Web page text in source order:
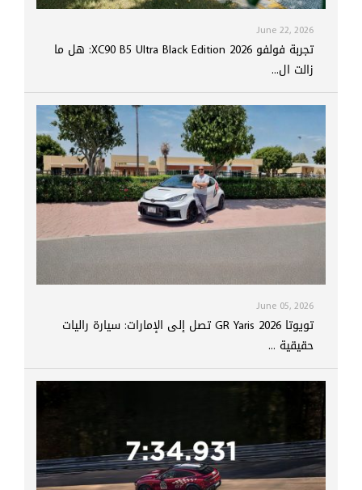
June 22, 2026
تجربة فولفو XC90 B5 Ultra Black Edition 2026: هل ما
زالت ال...
June 05, 2026
تويوتا GR Yaris 2026 تصل إلى الإمارات: سيارة راليات
حقيقية ...